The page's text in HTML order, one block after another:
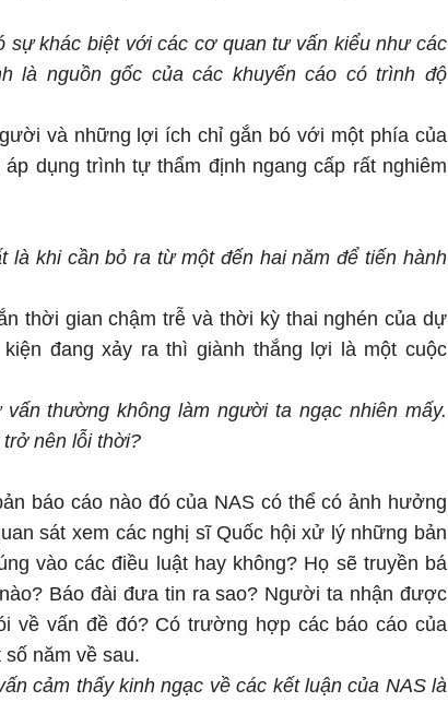
sự khác biệt với các cơ quan tư vấn kiểu như các
là nguồn gốc của các khuyến cáo có trình độ
và những lợi ích chỉ gắn bó với một phía của
dụng trình tự thẩm định ngang cấp rất nghiêm
là khi cần bỏ ra từ một đến hai năm để tiến hành
thời gian chậm trễ và thời kỳ thai nghén của dự
đang xảy ra thì giành thắng lợi là một cuộc
thường không làm người ta ngạc nhiên mấy.
nên lỗi thời?
báo cáo nào đó của NAS có thể có ảnh hưởng
sát xem các nghị sĩ Quốc hội xử lý những bản
vào các điều luật hay không? Họ sẽ truyền bá
Báo đài đưa tin ra sao? Người ta nhận được
về vấn đề đó? Có trường hợp các báo cáo của
năm về sau.
cảm thấy kinh ngạc về các kết luận của NAS là